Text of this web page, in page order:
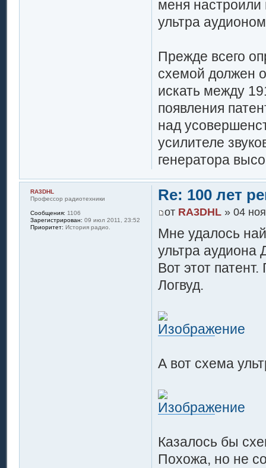
меня
ультра
Прежде всего
схемой должен
искать между
появления
над
усилителе
генератора
Re: 100 лет
от RA3DHL» 04
Мне удалось
ультра аудиона
Вот этот
Логвуд.
А вот схема
Казалось бы
Похожа, но не
RA3DHL
Профессор радиотехники
Сообщения: 1106
Зарегистрирован: 09 июл 2011, 23:52
Приоритет: История радио.